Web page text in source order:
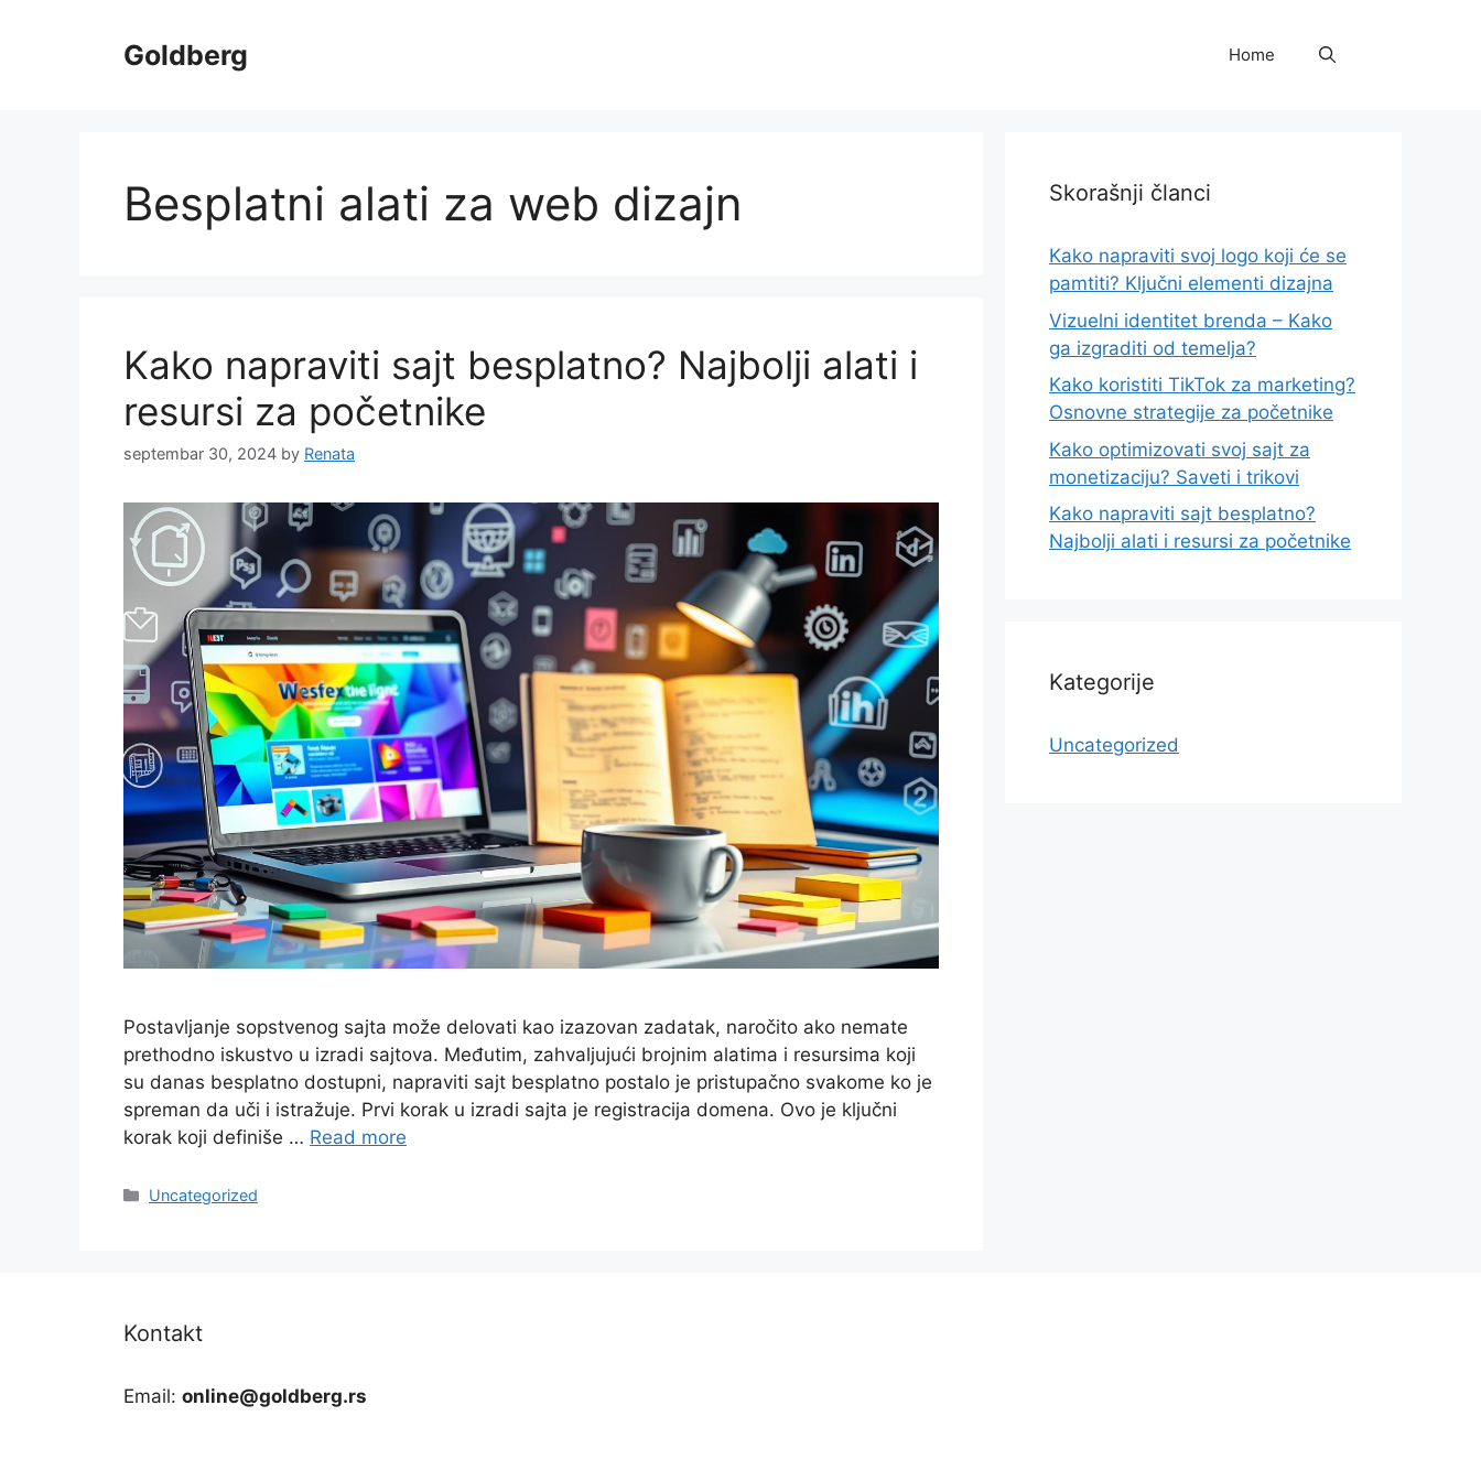
Goldberg Home
Besplatni alati za web dizajn
Kako napraviti sajt besplatno? Najbolji alati i
resursi za početnike
septembar 30, 2024 by Renata
Postavljanje sopstvenog sajta može delovati kao izazovan zadatak, naročito ako nemate
prethodno iskustvo u izradi sajtova. Međutim, zahvaljujući brojnim alatima i resursima koji
su danas besplatno dostupni, napraviti sajt besplatno postalo je pristupačno svakome ko je
spreman da uči i istražuje. Prvi korak u izradi sajta je registracija domena. Ovo je ključni
korak koji definiše … Read more
Categories
Uncategorized
Skorašnji članci
Kako napraviti svoj logo koji će se
pamtiti? Ključni elementi dizajna
Vizuelni identitet brenda – Kako
ga izgraditi od temelja?
Kako koristiti TikTok za marketing?
Osnovne strategije za početnike
Kako optimizovati svoj sajt za
monetizaciju? Saveti i trikovi
Kako napraviti sajt besplatno?
Najbolji alati i resursi za početnike
Kategorije
Uncategorized
Kontakt
Email: online@goldberg.rs